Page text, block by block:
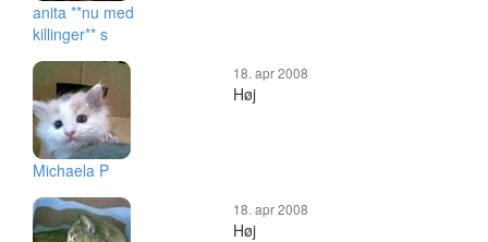
anita **nu med
killinger** s
Michaela P
18. apr 2008
Høj
18. apr 2008
Høj